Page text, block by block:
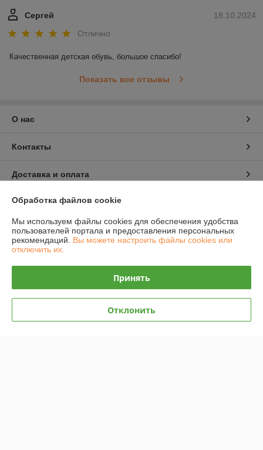
18.10.2024
Сергей
Отлично
Качественная детская обувь, большое спасибо!
Показать все отзывы
О нас
Контакты
Доставка и оплата
График работы
Полная версия сайта
Сайт создан на платформе Deal.by
Обработка файлов cookie
Мы используем файлы cookies для обеспечения удобства
пользователей портала и предоставления персональных
рекомендаций. Вы можете настроить файлы cookies или
отключить их.
Принять
Отклонить